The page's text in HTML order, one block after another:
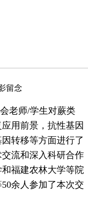
留念
老师/学生对蕨类
用前景，抗性基因
转移等方面进行了
流和深入科研合作
福建农林大学等院
余人参加了本次交